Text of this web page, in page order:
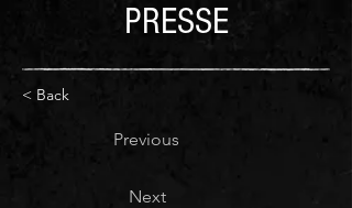
PRESSE
< Back
Previous
Next